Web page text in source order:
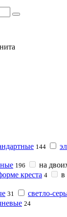
144
196 на
креста 4 в
31 светло-
24